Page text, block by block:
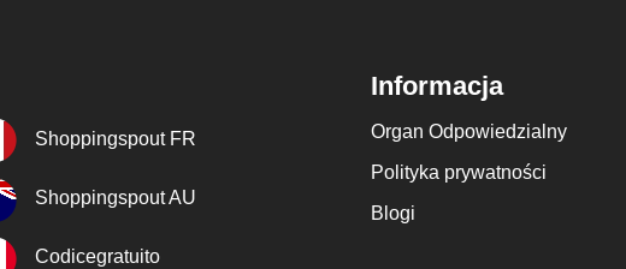
Shoppingspout FR
Shoppingspout AU
Codicegratuito
Informacja
Organ Odpowiedzialny
Polityka prywatności
Blogi